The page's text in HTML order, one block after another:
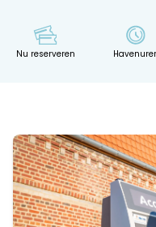
Nu reserveren